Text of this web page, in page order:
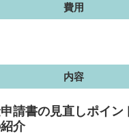
費用
内容
請書の見直しポイン
介